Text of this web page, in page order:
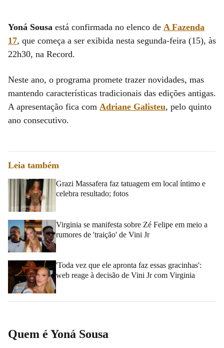
Yoná Sousa está confirmada no elenco de A Fazenda
17, que começa a ser exibida nesta segunda-feira (15), às
22h30, na Record.
Neste ano, o programa promete trazer novidades, mas
mantendo características tradicionais das edições antigas.
A apresentação fica com Adriane Galisteu, pelo quinto
ano consecutivo.
Leia também
Grazi Massafera faz tatuagem em local íntimo e
celebra resultado; fotos
Virginia se manifesta sobre Zé Felipe em meio a
rumores de 'traição' de Vini Jr
'Toda vez que ele apronta faz essas gracinhas':
web reage à decisão de Vini Jr com Virginia
Quem é Yoná Sousa